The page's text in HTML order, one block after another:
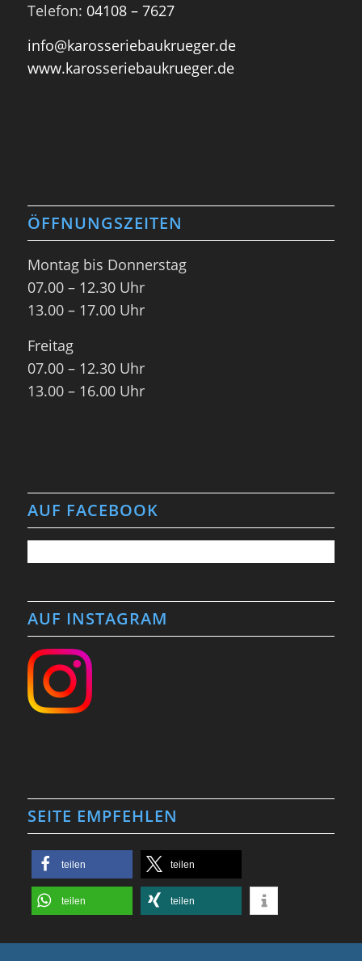
Telefon: 04108 – 7627
info@karosseriebaukrueger.de
www.karosseriebaukrueger.de
ÖFFNUNGSZEITEN
Montag bis Donnerstag
07.00 – 12.30 Uhr
13.00 – 17.00 Uhr
Freitag
07.00 – 12.30 Uhr
13.00 – 16.00 Uhr
AUF FACEBOOK
AUF INSTAGRAM
SEITE EMPFEHLEN
teilen teilen
teilen teilen